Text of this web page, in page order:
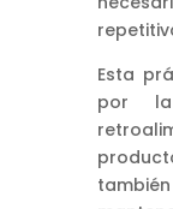
Esta
por la